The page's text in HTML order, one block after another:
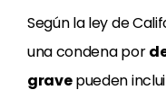
Según la ley de
una condena por
gravepueden